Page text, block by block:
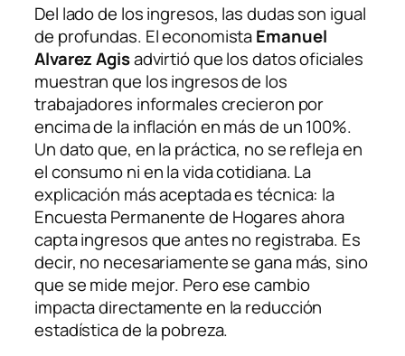
Del lado de los ingresos, las dudas son igual
de profundas. El economistaEmanuel
Alvarez Agisadvirtió que los datos oficiales
muestran que los ingresos de los
trabajadores informales crecieron por
encima de la inflación en más de un 100%.
Un dato que, en la práctica, no se refleja en
el consumo ni en la vida cotidiana. La
explicación más aceptada es técnica: la
Encuesta Permanente de Hogares ahora
capta ingresos que antes no registraba. Es
decir, no necesariamente se gana más, sino
que se mide mejor. Pero ese cambio
impacta directamente en la reducción
estadística de la pobreza.